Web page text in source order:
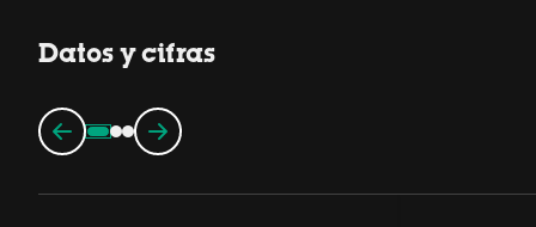
Datos y cifras